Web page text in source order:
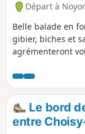
Départ à
Belle balade en
gibier, biches et
agrémenteront
Le bord
entre